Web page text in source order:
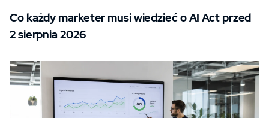
Co każdy marketer musi wiedzieć o AI Act przed
2 sierpnia 2026